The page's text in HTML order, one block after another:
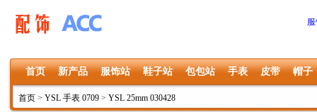
首页 新产品 服饰站 鞋子站 包包站 手表 皮带 帽子
首页 > YSL 手表 0709 > YSL 25mm 030428